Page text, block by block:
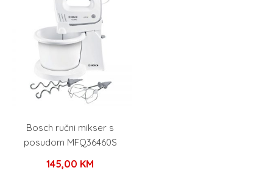
Bosch ručni mikser s
posudom MFQ36460S
145,00 KM